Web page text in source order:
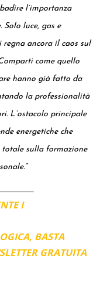
l’importanza
Solo luce, gas e
ancora il caos sul
come quello
hanno già fatto da
la professionalità
L’ostacolo principale
energetiche che
sulla formazione
I
BASTA
GRATUITA